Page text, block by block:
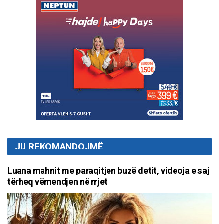
JU REKOMANDOJMË
Luana mahnit me paraqitjen buzë detit, videoja e saj
tërheq vëmendjen në rrjet